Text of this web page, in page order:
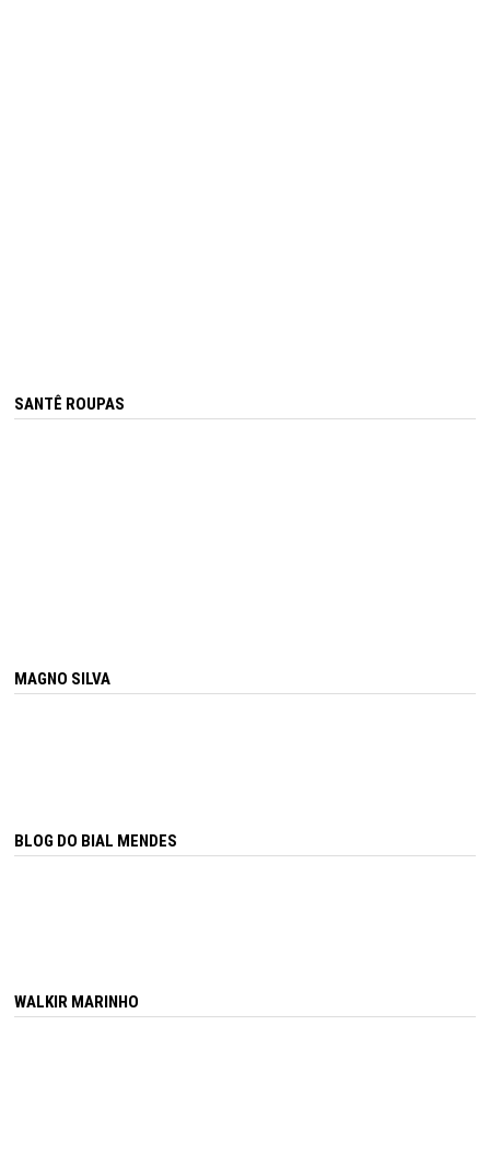
SANTÊ ROUPAS
MAGNO SILVA
BLOG DO BIAL MENDES
WALKIR MARINHO